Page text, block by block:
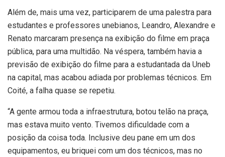
Além de, mais uma vez, participarem de uma palestra para
estudantes e professores unebianos, Leandro, Alexandre e
Renato marcaram presença na exibição do filme em praça
pública, para uma multidão. Na véspera, também havia a
previsão de exibição do filme para a estudantada da Uneb
na capital, mas acabou adiada por problemas técnicos. Em
Coité, a falha quase se repetiu.
“A gente armou toda a infraestrutura, botou telão na praça,
mas estava muito vento. Tivemos dificuldade com a
posição da coisa toda. Inclusive deu pane em um dos
equipamentos, eu briquei com um dos técnicos, mas no